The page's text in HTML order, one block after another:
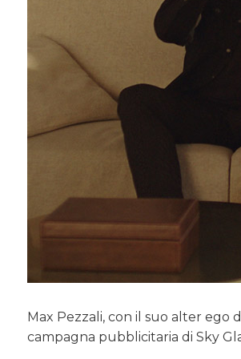
Max Pezzali, con il suo alter ego
campagna pubblicitaria di Sky